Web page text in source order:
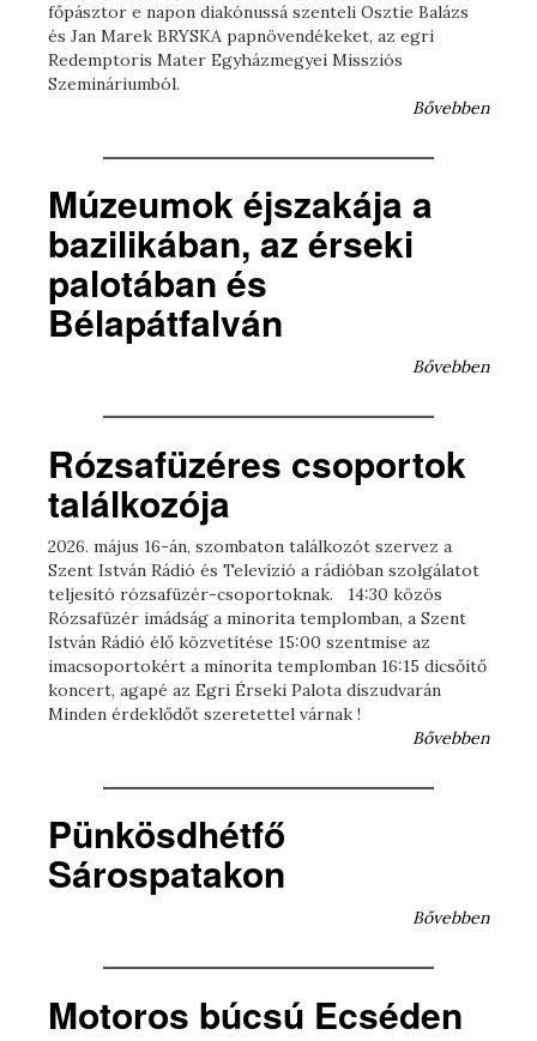
főpásztor e napon diakónussá szenteli Osztie Balázs
és Jan Marek BRYSKA papnövendékeket, az egri
Redemptoris Mater Egyházmegyei Missziós
Szemináriumból.
Bővebben
Múzeumok éjszakája a
bazilikában, az érseki
palotában és
Bélapátfalván
Bővebben
Rózsafüzéres csoportok
találkozója
2026. május 16-án, szombaton találkozót szervez a
Szent István Rádió és Televízió a rádióban szolgálatot
teljesító rózsafüzér-csoportoknak. 14:30 közös
Rózsafüzér imádság a minorita templomban, a Szent
István Rádió élő közvetítése 15:00 szentmise az
imacsoportokért a minorita templomban 16:15 dicsőítő
koncert, agapé az Egri Érseki Palota díszudvarán
Minden érdeklődőt szeretettel várnak !
Bővebben
Pünkösdhétfő
Sárospatakon
Bővebben
Motoros búcsú Ecséden